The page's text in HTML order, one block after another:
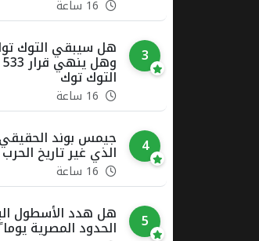
3 هل سيبقي التوك
التوك توك
4 جيمس بوند
الذي غير تاريخ الحرب
5 هل هدد الأسطول
الحدود المصرية